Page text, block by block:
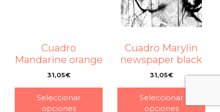
Cuadro
Mandarine orange
31,05€
Seleccionar
opciones
Cuadro Marylin
newspaper black
31,05€
Seleccionar
opciones